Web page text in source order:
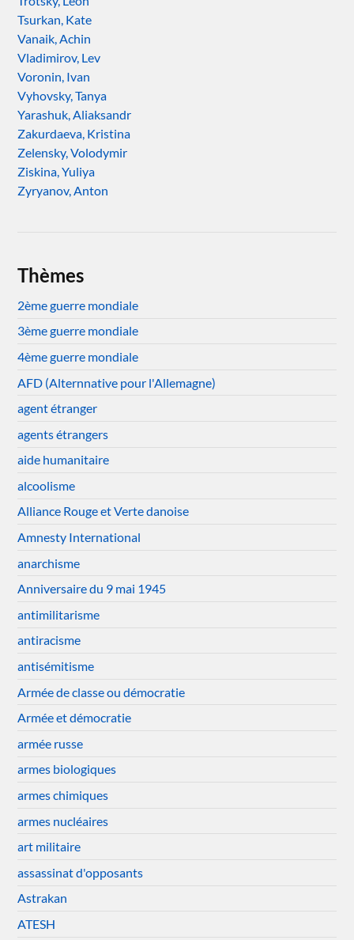
Tsurkan, Kate
Vanaik, Achin
Vladimirov, Lev
Voronin, Ivan
Vyhovsky, Tanya
Yarashuk, Aliaksandr
Zakurdaeva, Kristina
Zelensky, Volodymir
Ziskina, Yuliya
Zyryanov, Anton
Thèmes
2ème guerre mondiale
3ème guerre mondiale
4ème guerre mondiale
AFD (Alternnative pour l'Allemagne)
agent étranger
agents étrangers
aide humanitaire
alcoolisme
Alliance Rouge et Verte danoise
Amnesty International
anarchisme
Anniversaire du 9 mai 1945
antimilitarisme
antiracisme
antisémitisme
Armée de classe ou démocratie
Armée et démocratie
armée russe
armes biologiques
armes chimiques
armes nucléaires
art militaire
assassinat d'opposants
Astrakan
ATESH